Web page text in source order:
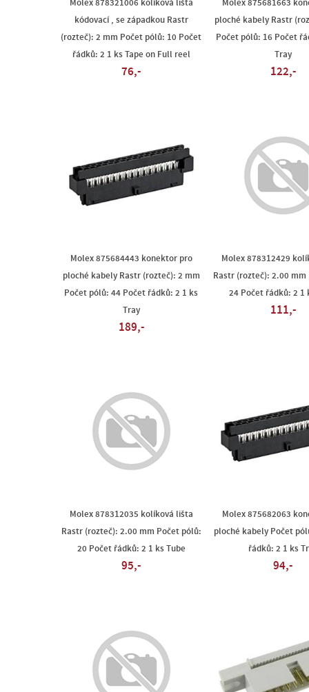
Molex 878321006 kolíková lišta
kódovací , se západkou Rastr
(rozteč): 2 mm Počet pólů: 10 Počet
řádků: 2 1 ks Tape on Full reel
76,-
Molex 875681663
ploché kabely Rastr
Počet pólů: 16 Počet
Tray
122,-
Molex 875684443 konektor pro
ploché kabely Rastr (rozteč): 2 mm
Počet pólů: 44 Počet řádků: 2 1 ks
Tray
189,-
Molex 878312429
Rastr (rozteč): 2.00 mm
24 Počet řádků: 2 1
111,-
Molex 878312035 kolíková lišta
Rastr (rozteč): 2.00 mm Počet pólů:
20 Počet řádků: 2 1 ks Tube
95,-
Molex 875682063
ploché kabely Počet
řádků: 2 1 ks
94,-